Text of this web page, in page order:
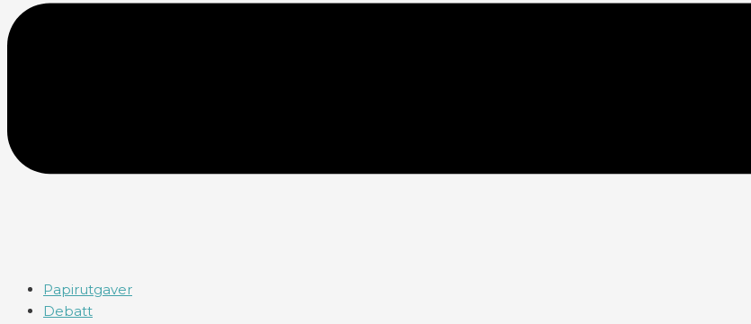
Papirutgaver
Debatt